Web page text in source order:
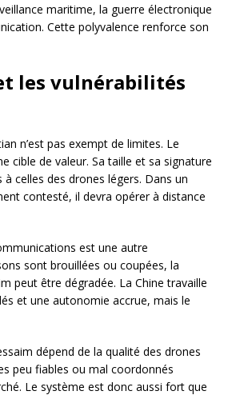
maritime, la guerre électronique
Cette polyvalence renforce son
les vulnérabilités
n’est pas exempt de limites. Le
cible de valeur. Sa taille et sa signature
celles des drones légers. Dans un
contesté, il devra opérer à distance
est une autre
sont brouillées ou coupées, la
peut être dégradée. La Chine travaille
et une autonomie accrue, mais le
dépend de la qualité des drones
peu fiables ou mal coordonnés
Le système est donc aussi fort que